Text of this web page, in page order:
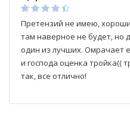
Претензий не имею,
там наверное не будет, но
один из лучших. Омрачает
и господа оценка тройка((
так, все отлично!